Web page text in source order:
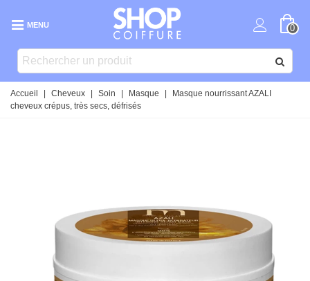
MENU 0
Accueil Cheveux Soin Masque
Masque nourrissant AZALI
cheveux crépus, très secs, défrisés